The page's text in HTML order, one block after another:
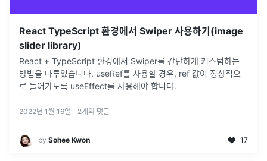
React TypeScript 환경에서 Swiper 사용하기(image
slider library)
React + TypeScript 환경에서 Swiper를 간단하게 커스텀하는
방법을 다루었습니다. useRef를 사용할 경우, ref 값이 정상적으
로 들어가도록 useEffect를 사용해야 합니다.
2022년 1월 16일 · 2개의 댓글
by Sohee Kwon 17